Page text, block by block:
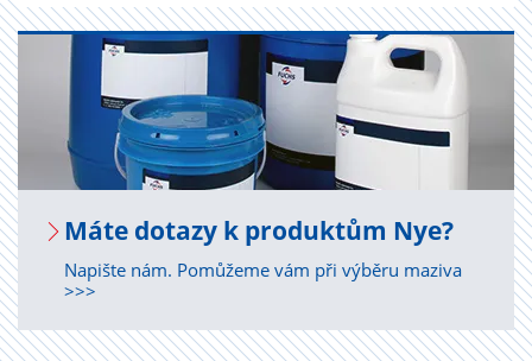
Máte do­ta­zy k pro­duk­tům Nye?
Napište nám. Pomůžeme vám při výběru maziva
>>>